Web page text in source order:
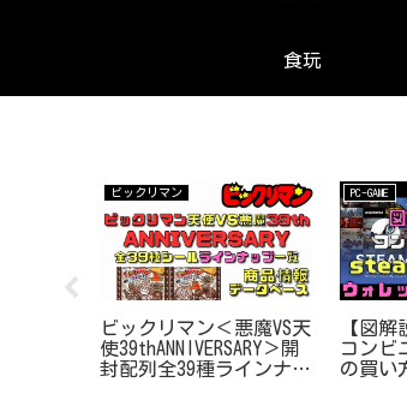
食玩
ビックリマン
ビックリマン＜悪魔VS天
使39thANNIVERSARY＞開
封配列全39種ラインナッ
PC-GAME
【図解
コンビ
の買い